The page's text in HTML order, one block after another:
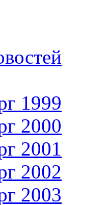
1999
2000
2001
2002
2003